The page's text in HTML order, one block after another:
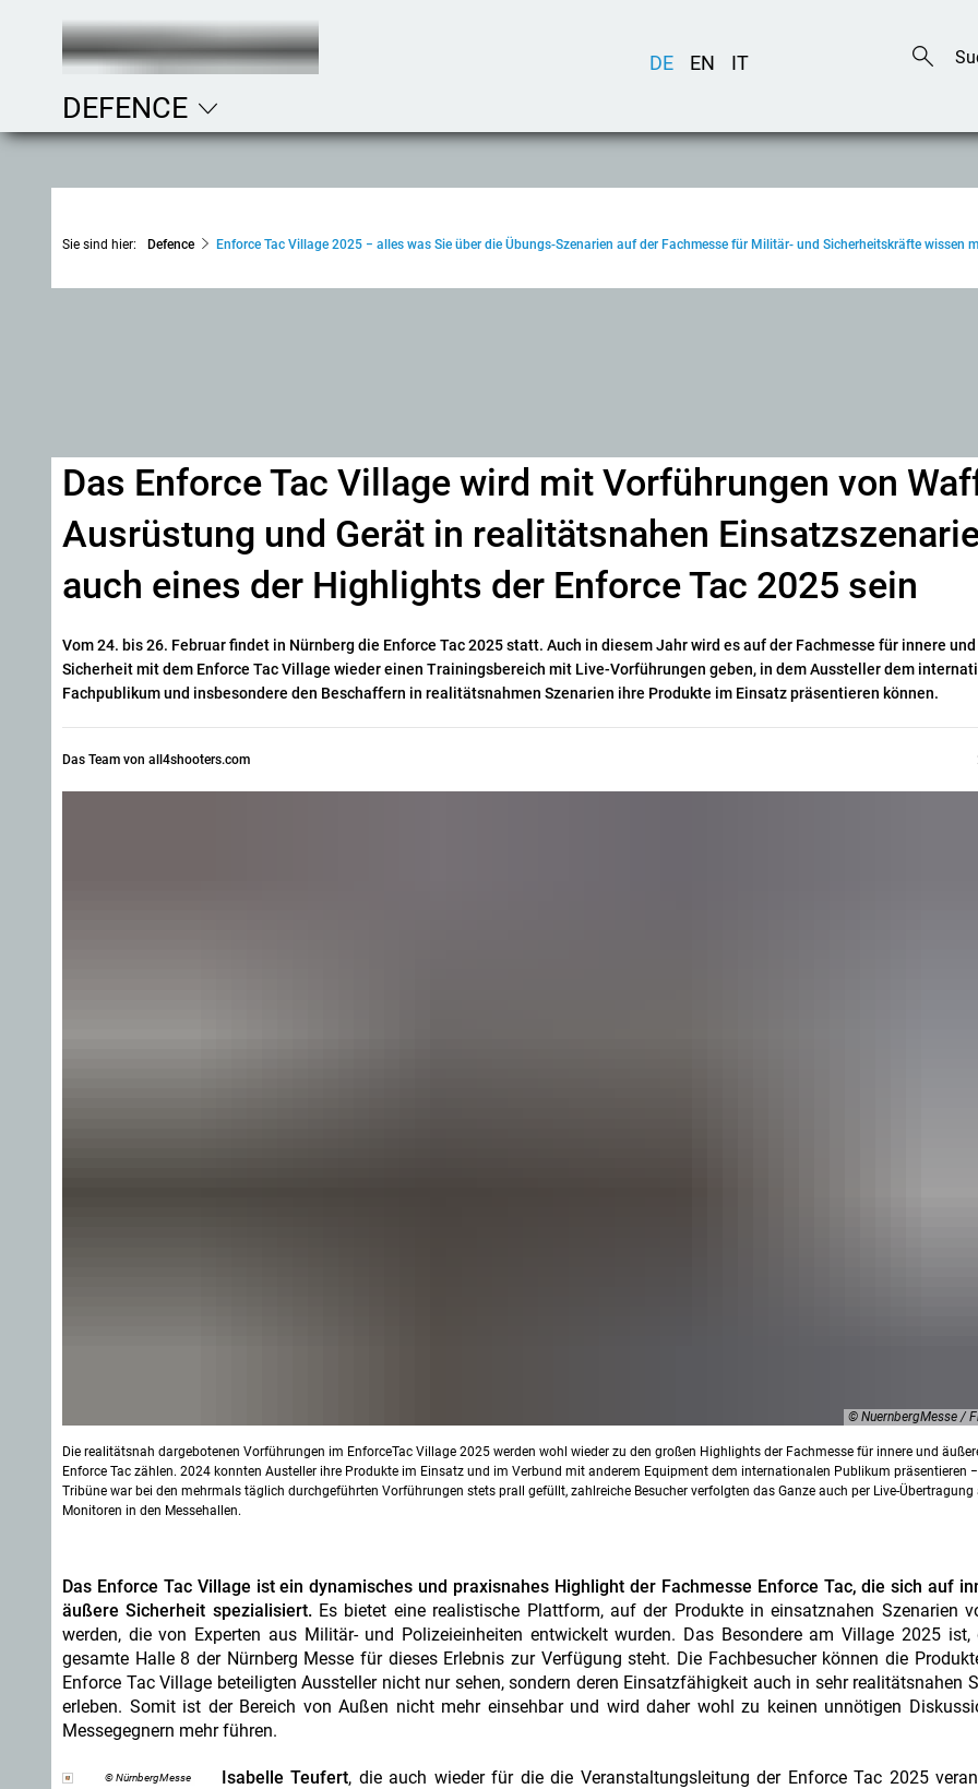
DE EN IT
DEFENCE
Sie sind hier: Defence Enforce Tac Village 2025 − alles was Sie über die Übungs-Szenarien auf der Fachmesse für Militär- und Sicherheitskräfte wissen
Das Enforce Tac Village wird mit Vorführungen von
Ausrüstung und Gerät in realitätsnahen
auch eines der Highlights der Enforce Tac 2025 sein
Vom 24. bis 26. Februar findet in Nürnberg die Enforce Tac 2025 statt. Auch in diesem Jahr wird es auf der Fachmesse für innere
Sicherheit mit dem Enforce Tac Village wieder einen Trainingsbereich mit Live-Vorführungen geben, in dem Aussteller dem
Fachpublikum und insbesondere den Beschaffern in realitätsnahmen Szenarien ihre Produkte im Einsatz präsentieren können.
Das Team von all4shooters.com
© NuernbergMesse /
Die realitätsnah dargebotenen Vorführungen im EnforceTac Village 2025 werden wohl wieder zu den großen Highlights der Fachmesse für innere und
Enforce Tac zählen. 2024 konnten Austeller ihre Produkte im Einsatz und im Verbund mit anderem Equipment dem internationalen Publikum präsentieren
Tribüne war bei den mehrmals täglich durchgeführten Vorführungen stets prall gefüllt, zahlreiche Besucher verfolgten das Ganze auch per Live-Übertragung
Monitoren in den Messehallen.
Das Enforce Tac Village ist ein dynamisches und praxisnahes Highlight der Fachmesse Enforce Tac, die sich auf
äußere Sicherheit spezialisiert.Es bietet eine realistische Plattform, auf der Produkte in einsatznahen Szenarien
werden, die von Experten aus Militär- und Polizeieinheiten entwickelt wurden. Das Besondere am Village 2025 ist,
gesamte Halle 8 der Nürnberg Messe für dieses Erlebnis zur Verfügung steht. Die Fachbesucher können die
Enforce Tac Village beteiligten Aussteller nicht nur sehen, sondern deren Einsatzfähigkeit auch in sehr realitätsnahen
erleben. Somit ist der Bereich von Außen nicht mehr einsehbar und wird daher wohl zu keinen unnötigen
Messegegnern mehr führen.
© NürnbergMesse Isabelle Teufert, die auch wieder für die die Veranstaltungsleitung der Enforce Tac 2025